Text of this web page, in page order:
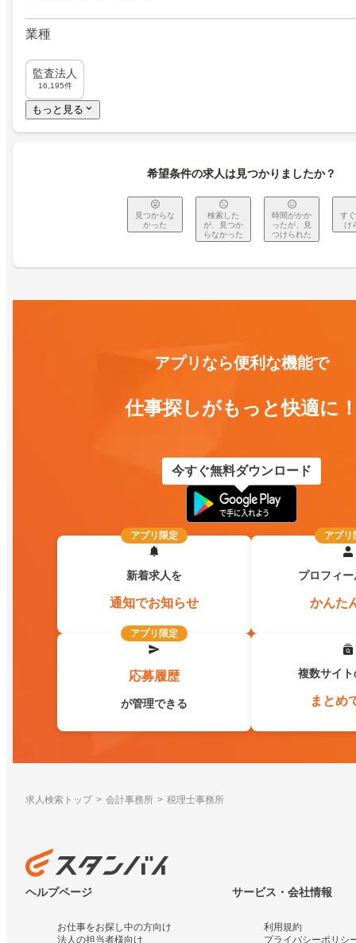
業種
監査法人
16,195件
もっと見る
希望条件の求人は見つかりましたか？
見つからな
かった
検索した
が、見つか
らなかった
時間がかか
ったが、見
つけられた
す
け
アプリなら便利な機能で
仕事探しがもっと快適に
今すぐ無料ダウンロード
アプリ限定
新着求人を
通知でお知らせ
アプリ
プロフィ
かんた
アプリ限定
応募履歴
が管理できる
複数サイ
まとめ
求人検索トップ 会計事務所 税理士事務所
ヘルプページ
お仕事をお探し中の方向け
法人の担当者様向け
サービス・会社情報
利用規約
プライバシーポリシ